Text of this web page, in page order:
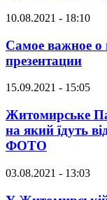
10.08.2021 - 18:10
Самое важное о
презентации
15.09.2021 - 15:05
Житомирське
на який їдуть
ФОТО
03.08.2021 - 13:03